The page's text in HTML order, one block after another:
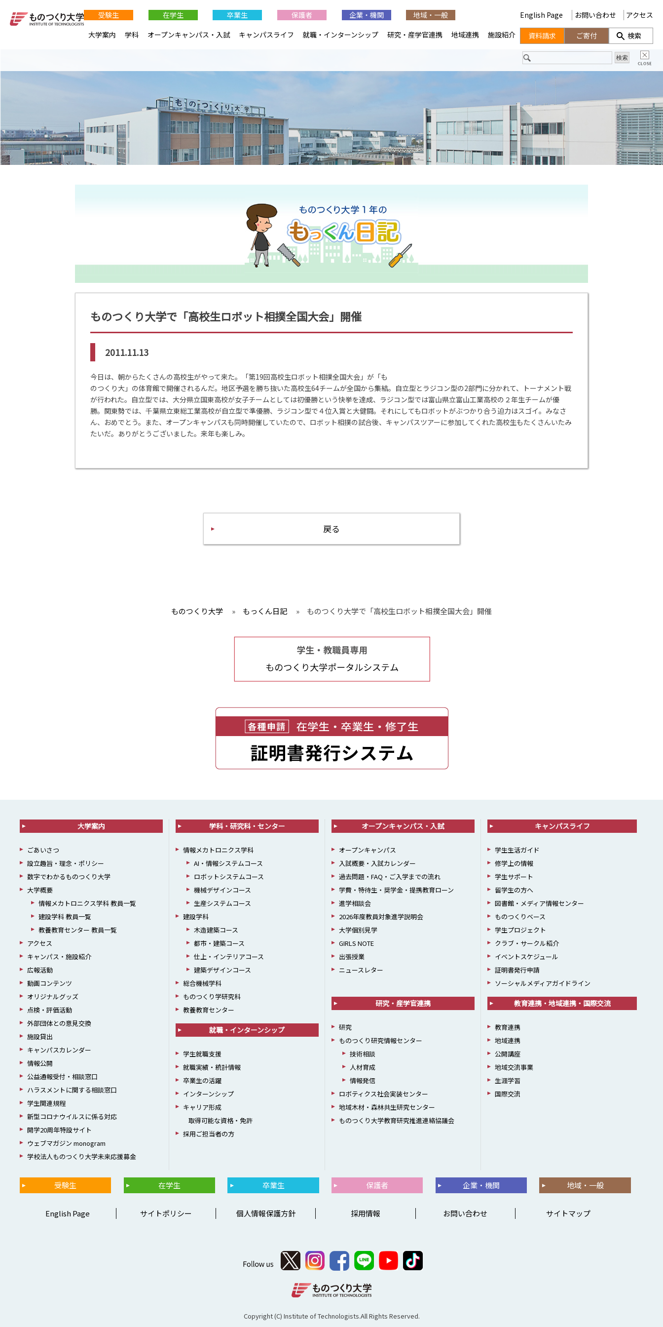
ものつくり大学で「高校生ロボット相撲全国大会」開催
2011.11.13
今日は、朝からたくさんの高校生がやって来た。「第19回高校生ロボット相撲全国大会」が「も
のつくり大」の体育館で開催されるんだ。地区予選を勝ち抜いた高校生64チームが全国から集結。自立型とラジコン型の2部門に分かれて、トーナメント戦
が行われた。自立型では、大分県立国東高校が女子チームとしては初優勝という快挙を達成、ラジコン型では富山県立富山工業高校の２年生チームが優
勝。関東勢では、千葉県立東総工業高校が自立型で準優勝、ラジコン型で４位入賞と大健闘。それにしてもロボットがぶつかり合う迫力はスゴイ。みなさ
ん、おめでとう。また、オープンキャンパスも同時開催していたので、ロボット相撲の試合後、キャンパスツアーに参加してくれた高校生もたくさんいたみ
たいだ。ありがとうございました。来年も楽しみ。
戻る
受験生 在学生 卒業生 保護者 企業・機関
地域・一般
大学案内
学科 オープンキャンパス・入試 キャンパスライフ 就職・インターンシップ 研究・産学官連携 地域連携 施設紹介
English Page お問い合わせ アクセス
資料請求 ご寄付 検索
ものつくり大学 » もっくん日記 » ものつくり大学で「高校生ロボット相撲全国大会」開催
大学案内
ごあいさつ
設立趣旨・理念・ポリシー
数字でわかるものつくり大学
大学概要
情報メカトロニクス学科 教員一覧
建設学科 教員一覧
教養教育センター 教員一覧
アクセス
キャンパス・施設紹介
広報活動
動画コンテンツ
オリジナルグッズ
点検・評価活動
外部団体との意見交換
施設貸出
キャンパスカレンダー
情報公開
公益通報受付・相談窓口
ハラスメントに関する相談窓口
学生関連規程
新型コロナウイルスに係る対応
開学20周年特設サイト
ウェブマガジン monogram
学校法人ものつくり大学未来応援募金
学科・研究科・センター
情報メカトロニクス学科
AI・情報システムコース
ロボットシステムコース
機械デザインコース
生産システムコース
建設学科
木造建築コース
都市・建築コース
仕上・インテリアコース
建築デザインコース
総合機械学科
ものつくり学研究科
教養教育センター
就職・インターンシップ
学生就職支援
就職実績・統計情報
卒業生の活躍
インターンシップ
キャリア形成
取得可能な資格・免許
採用ご担当者の方
オープンキャンパス・入試
オープンキャンパス
入試概要・入試カレンダー
過去問題・FAQ・ご入学までの流れ
学費・特待生・奨学金・提携教育ローン
進学相談会
2026年度教員対象進学説明会
大学個別見学
GIRLS NOTE
出張授業
ニュースレター
研究・産学官連携
研究
ものつくり研究情報センター
技術相談
人材育成
情報発信
ロボティクス社会実装センター
地域木材・森林共生研究センター
ものつくり大学教育研究推進連絡協議会
キャンパスライフ
学生生活ガイド
修学上の情報
学生サポート
留学生の方へ
図書館・メディア情報センター
ものつくりベース
学生プロジェクト
クラブ・サークル紹介
イベントスケジュール
証明書発行申請
ソーシャルメディアガイドライン
教育連携・地域連携・国際交流
教育連携
地域連携
公開講座
地域交流事業
生涯学習
国際交流
受験生 在学生 卒業生 保護者 企業・機関 地域・一般
English Page サイトポリシー 個人情報保護方針 採用情報 お問い合わせ サイトマップ
Copyright (C) Institute of Technologists.All Rights Reserved.